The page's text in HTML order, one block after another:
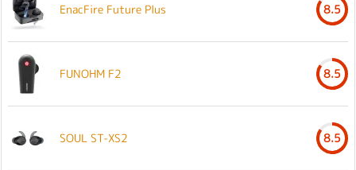
EnacFire Future Plus 8.5
FUNOHM F2 8.5
SOUL ST-XS2 8.5